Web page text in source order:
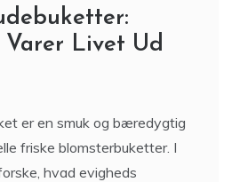
Varer Livet Ud
er en smuk og bæredygtig
friske blomsterbuketter. I
hvad evigheds